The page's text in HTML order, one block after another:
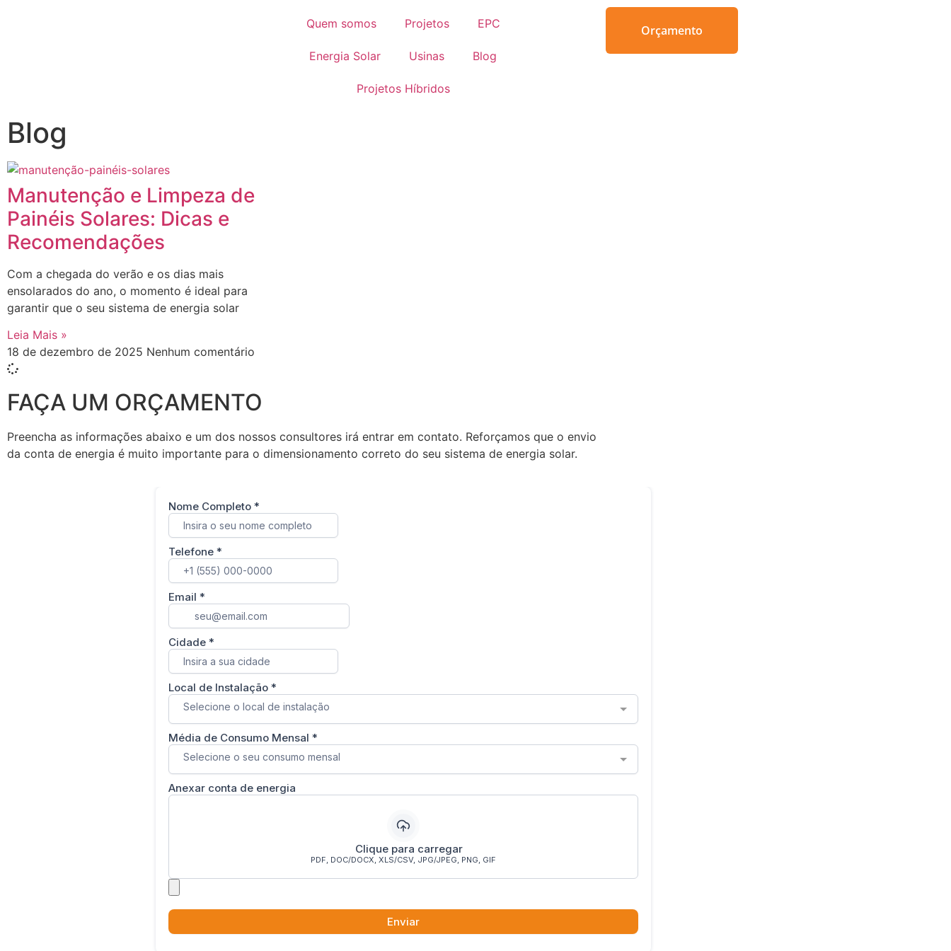
Quem somos Projetos EPC
Energia Solar Usinas Blog
Projetos Híbridos
Orçamento
Blog
Manutenção e Limpeza de
Painéis Solares: Dicas e
Recomendações
Com a chegada do verão e os dias mais
ensolarados do ano, o momento é ideal para
garantir que o seu sistema de energia solar
Leia Mais »
18 de dezembro de 2025 Nenhum comentário
FAÇA UM ORÇAMENTO
Preencha as informações abaixo e um dos nossos consultores irá entrar em contato. Reforçamos que o envio
da conta de energia é muito importante para o dimensionamento correto do seu sistema de energia solar.